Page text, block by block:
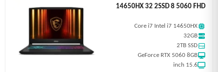
14650HX 32 2SSD 8 5060 FHD
Core i7 Intel i7 14650HX
32GB
2TB SSD
GeForce RTX 5060 8GB
15.6 inch